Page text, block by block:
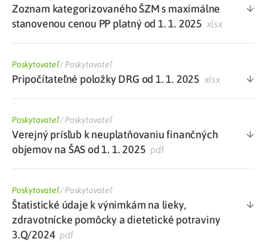
Zoznam kategorizovaného ŠZM s maximálne
stanovenou cenou PP platný od 1. 1. 2025 xlsx
Poskytovateľ/Poskytovateľ
Pripočítateľné položky DRG od 1. 1. 2025 xlsx
Poskytovateľ/Poskytovateľ
Verejný prísľub k neuplatňovaniu finančných
objemov na ŠAS od 1. 1. 2025 pdf
Poskytovateľ/Poskytovateľ
Štatistické údaje k výnimkám na lieky,
zdravotnícke pomôcky a dietetické potraviny
3.Q/2024pdf